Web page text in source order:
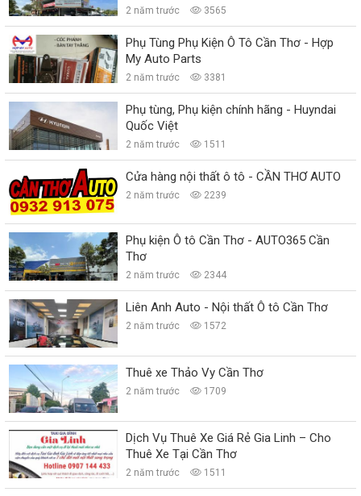
2 năm trước 3565
Phụ Tùng Phụ Kiện Ô Tô Cần Thơ - Hợp
My Auto Parts
2 năm trước 3381
Phụ tùng, Phụ kiện chính hãng - Huyndai
Quốc Việt
2 năm trước 1511
Cửa hàng nội thất ô tô - CẦN THƠ AUTO
2 năm trước 2239
Phụ kiện Ô tô Cần Thơ - AUTO365 Cần
Thơ
2 năm trước 2344
Liên Anh Auto - Nội thất Ô tô Cần Thơ
2 năm trước 1572
Thuê xe Thảo Vy Cần Thơ
2 năm trước 1709
Dịch Vụ Thuê Xe Giá Rẻ Gia Linh – Cho
Thuê Xe Tại Cần Thơ
2 năm trước 1511